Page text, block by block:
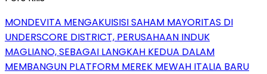
MONDEVITA MENGAKUISISI SAHAM MAYORITAS DI
UNDERSCORE DISTRICT, PERUSAHAAN INDUK
MAGLIANO, SEBAGAI LANGKAH KEDUA DALAM
MEMBANGUN PLATFORM MEREK MEWAH ITALIA BARU